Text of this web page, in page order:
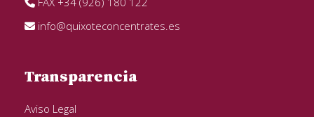
info@quixoteconcentrates.es
Transparencia
Aviso Legal